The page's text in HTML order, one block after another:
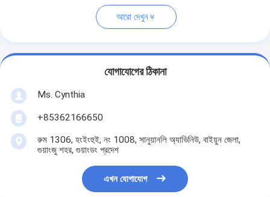
আরো দেখুন
যোগাযোগের ঠিকানা
Ms. Cynthia
‪+85362166650‬
রুম 1306, হংইংহুই, নং 1008, সানুয়ানলি অ্যাভিনিউ, বাইয়ুন জেলা,
গুয়াংজু শহর, গুয়াংডং প্রদেশ
এখন যোগাযোগ